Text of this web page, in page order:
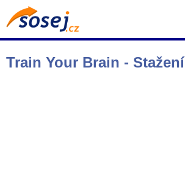
Train Your Brain - Stažení